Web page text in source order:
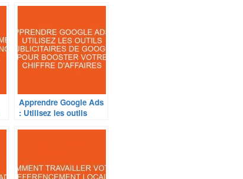
Apprendre Google Ads
: Utilisez les outils